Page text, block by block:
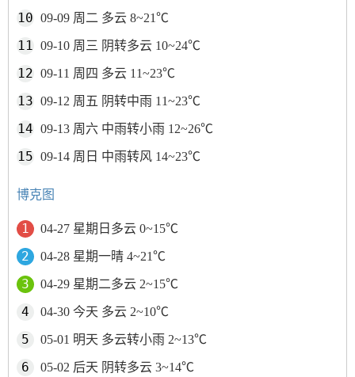
09-09 周二 多云 8~21℃
09-10 周三 阴转多云 10~24℃
09-11 周四 多云 11~23℃
09-12 周五 阴转中雨 11~23℃
09-13 周六 中雨转小雨 12~26℃
09-14 周日 中雨转风 14~23℃
博克图
04-27 星期日多云 0~15℃
04-28 星期一晴 4~21℃
04-29 星期二多云 2~15℃
04-30 今天 多云 2~10℃
05-01 明天 多云转小雨 2~13℃
05-02 后天 阴转多云 3~14℃